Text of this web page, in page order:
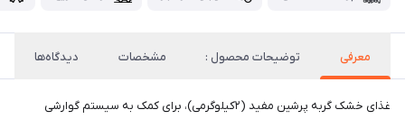
معرفی توضیحات محصول : مشخصات دیدگاه‌ها
غذای خشک گربه پرشین مفید (۲کیلوگرمی)، برای کمک به سیستم گوارشی